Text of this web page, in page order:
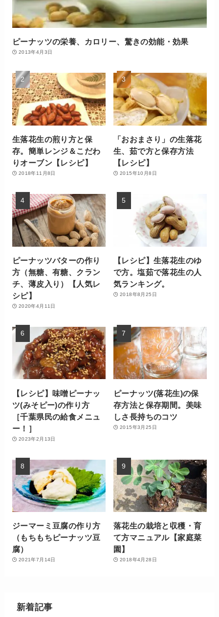
ピーナッツの栄養、カロリー、驚きの効能・効果
2013年4月3日
生落花生の煎り方と保
存。簡単レンジ＆こだわ
りオーブン【レシピ】
2018年11月8日
「おおまさり」の生落花
生、茹で方と保存方法
【レシピ】
2015年10月8日
ピーナッツバターの作り
方（無糖、有糖、クラン
チ、薄皮入り）【人気レ
シピ】
2020年4月11日
【レシピ】生落花生のゆ
で方。塩茹で落花生の人
気ランキング。
2018年8月25日
【レシピ】味噌ピーナッ
ツ(みそピー)の作り方
［千葉県民の給食メニュ
ー！］
2023年2月13日
ピーナッツ(落花生)の保
存方法と保存期間。美味
しさ長持ちのコツ
2015年3月25日
ジーマーミ豆腐の作り方
（もちもちピーナッツ豆
腐）
2021年7月14日
落花生の栽培と収穫・育
て方マニュアル【家庭菜
園】
2018年4月28日
新着記事